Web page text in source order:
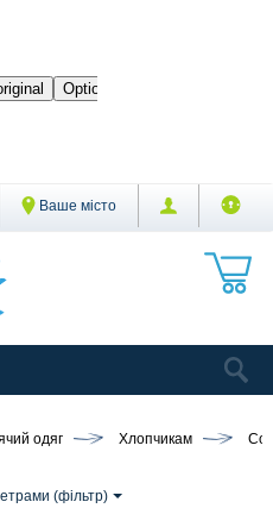
Ваше місто
одяг Хлопчикам
(фільтр)